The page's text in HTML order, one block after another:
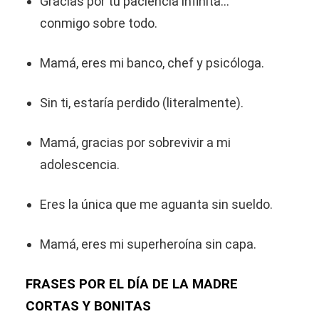
conmigo sobre todo.
Mamá, eres mi banco, chef y psicóloga.
Sin ti, estaría perdido (literalmente).
Mamá, gracias por sobrevivir a mi
adolescencia.
Eres la única que me aguanta sin sueldo.
Mamá, eres mi superheroína sin capa.
FRASES POR EL DÍA DE LA MADRE
CORTAS Y BONITAS